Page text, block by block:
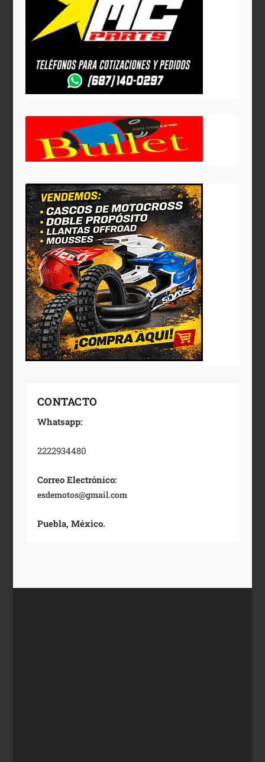
CONTACTO
Whatsapp:
2222934480
Correo Electrónico:
esdemotos@gmail.com
Puebla, México.